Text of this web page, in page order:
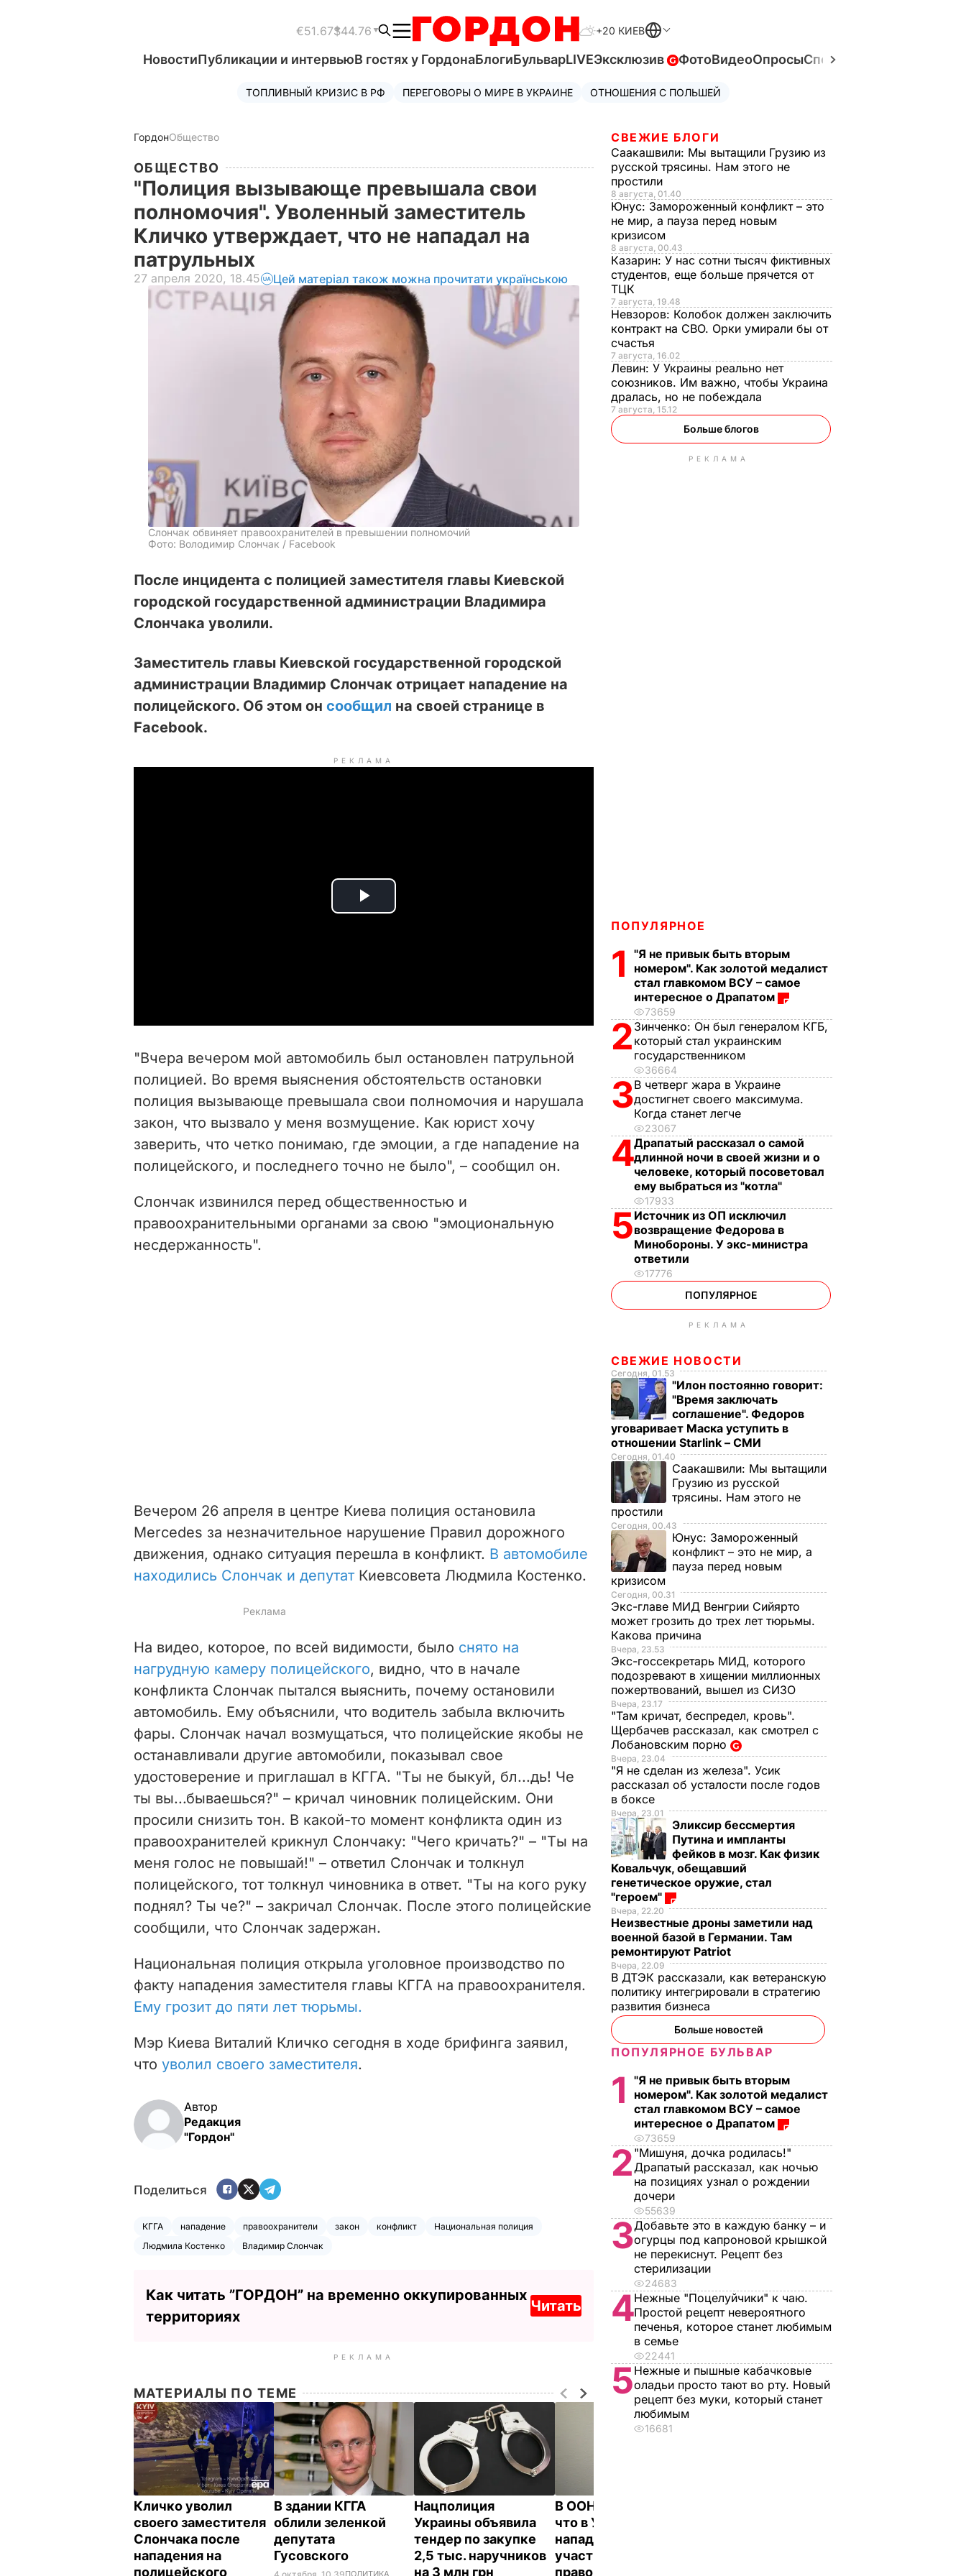
€51.67$44.76 +20 КИЕВ
НовостиПубликации и интервьюВ гостях у ГордонаБлогиБульварLIVEЭксклюзив ФотоВидеоОпросыСпецпроекты
ТОПЛИВНЫЙ КРИЗИС В РФ ПЕРЕГОВОРЫ О МИРЕ В УКРАИНЕ ОТНОШЕНИЯ С ПОЛЬШЕЙ
ГордонОбщество
ОБЩЕСТВО
"Полиция вызывающе превышала свои
полномочия". Уволенный заместитель
Кличко утверждает, что не нападал на
патрульных
27 апреля 2020, 18.45 Цей матеріал також можна прочитати українською
Слончак обвиняет правоохранителей в превышении полномочий
Фото: Володимир Слончак / Facebook
После инцидента с полицией заместителя главы Киевской
городской государственной администрации Владимира
Слончака уволили.
Заместитель главы Киевской государственной городской
администрации Владимир Слончак отрицает нападение на
полицейского. Об этом он сообщил на своей странице в
Facebook.
РЕКЛАМА
P
i
d
e
o
"Вчера вечером мой автомобиль был остановлен патрульной
полицией. Во время выяснения обстоятельств остановки
полиция вызывающе превышала свои полномочия и нарушала
закон, что вызвало у меня возмущение. Как юрист хочу
заверить, что четко понимаю, где эмоции, а где нападение на
полицейского, и последнего точно не было", – сообщил он.
Слончак извинился перед общественностью и
правоохранительными органами за свою "эмоциональную
несдержанность".
Вечером 26 апреля в центре Киева полиция остановила
Mercedes за незначительное нарушение Правил дорожного
движения, однако ситуация перешла в конфликт. В автомобиле
находились Слончак и депутатКиевсовета Людмила Костенко.
На видео, которое, по всей видимости, было снято на
нагрудную камеру полицейского, видно, что в начале
конфликта Слончак пытался выяснить, почему остановили
автомобиль. Ему объяснили, что водитель забыла включить
фары. Слончак начал возмущаться, что полицейские якобы не
останавливали другие автомобили, показывал свое
удостоверение и приглашал в КГГА. "Ты не быкуй, бл...дь! Че
ты вы...бываешься?" – кричал чиновник полицейским. Они
просили снизить тон. В какой-то момент конфликта один из
правоохранителей крикнул Слончаку: "Чего кричать?" – "Ты на
меня голос не повышай!" – ответил Слончак и толкнул
полицейского, тот толкнул чиновника в ответ. "Ты на кого руку
поднял? Ты че?" – закричал Слончак. После этого полицейские
сообщили, что Слончак задержан.
Национальная полиция открыла уголовное производство по
факту нападения заместителя главы КГГА на правоохранителя.
Ему грозит до пяти лет тюрьмы.
Мэр Киева Виталий Кличко сегодня в ходе брифинга заявил,
что уволил своего заместителя.
Автор
Редакция
"Гордон"
Поделиться
КГГА нападение правоохранители закон конфликт
Национальная полиция
Людмила Костенко
Владимир Слончак
Как читать ”ГОРДОН” на временно оккупированных
территориях
Читать
РЕКЛАМА
МАТЕРИАЛЫ ПО ТЕМЕ
Кличко уволил
своего заместителя
Слончака после
нападения на
полицейского
В здании КГГА
облили зеленкой
депутата
Гусовского
ПОЛИТИКА
Нацполиция
Украины объявила
тендер по закупке
2,5 тыс. наручников
на 3 млн грн
В ООН обеспокоены,
что в Украине
нападения с
участием
праворадикальных
СВЕЖИЕ БЛОГИ
Саакашвили: Мы вытащили Грузию из
русской трясины. Нам этого не
простили
8 августа, 01.40
Юнус: Замороженный конфликт – это
не мир, а пауза перед новым
кризисом
8 августа, 00.43
Казарин: У нас сотни тысяч фиктивных
студентов, еще больше прячется от
ТЦК
7 августа, 19.48
Невзоров: Колобок должен заключить
контракт на СВО. Орки умирали бы от
счастья
7 августа, 16.02
Левин: У Украины реально нет
союзников. Им важно, чтобы Украина
дралась, но не побеждала
7 августа, 15.12
Больше блогов
РЕКЛАМА
ПОПУЛЯРНОЕ
1
"Я не привык быть вторым
номером". Как золотой медалист
стал главкомом ВСУ – самое
интересное о Драпатом
73659
2 Зинченко: Он был генералом КГБ,
который стал украинским
государственником
36664
3В четверг жара в Украине
достигнет своего максимума.
Когда станет легче
23067
4Драпатый рассказал о самой
длинной ночи в своей жизни и о
человеке, который посоветовал
ему выбраться из "котла"
17933
5Источник из ОП исключил
возвращение Федорова в
Минобороны. У экс-министра
ответили
17776
ПОПУЛЯРНОЕ
РЕКЛАМА
СВЕЖИЕ НОВОСТИ
Сегодня, 01.53
"Илон постоянно говорит:
"Время заключать
соглашение". Федоров
уговаривает Маска уступить в
отношении Starlink – СМИ
Сегодня, 01.40
Саакашвили: Мы вытащили
Грузию из русской
трясины. Нам этого не
простили
Сегодня, 00.43
Юнус: Замороженный
конфликт – это не мир, а
пауза перед новым
кризисом
Сегодня, 00.31
Экс-главе МИД Венгрии Сийярто
может грозить до трех лет тюрьмы.
Какова причина
Вчера, 23.53
Экс-госсекретарь МИД, которого
подозревают в хищении миллионных
пожертвований, вышел из СИЗО
Вчера, 23.17
"Там кричат, беспредел, кровь".
Щербачев рассказал, как смотрел с
Лобановским порно
Вчера, 23.04
"Я не сделан из железа". Усик
рассказал об усталости после годов
в боксе
Вчера, 23.01
Эликсир бессмертия
Путина и импланты
фейков в мозг. Как физик
Ковальчук, обещавший
генетическое оружие, стал
"героем"
Вчера, 22.20
Неизвестные дроны заметили над
военной базой в Германии. Там
ремонтируют Patriot
Вчера, 22.09
В ДТЭК рассказали, как ветеранскую
политику интегрировали в стратегию
развития бизнеса
Больше новостей
ПОПУЛЯРНОЕ БУЛЬВАР
1
"Я не привык быть вторым
номером". Как золотой медалист
стал главкомом ВСУ – самое
интересное о Драпатом
73659
2 "Мишуня, дочка родилась!"
Драпатый рассказал, как ночью
на позициях узнал о рождении
дочери
55639
3Добавьте это в каждую банку – и
огурцы под капроновой крышкой
не перекиснут. Рецепт без
стерилизации
24683
4Нежные "Поцелуйчики" к чаю.
Простой рецепт невероятного
печенья, которое станет любимым
в семье
22441
5Нежные и пышные кабачковые
оладьи просто тают во рту. Новый
рецепт без муки, который станет
любимым
16681